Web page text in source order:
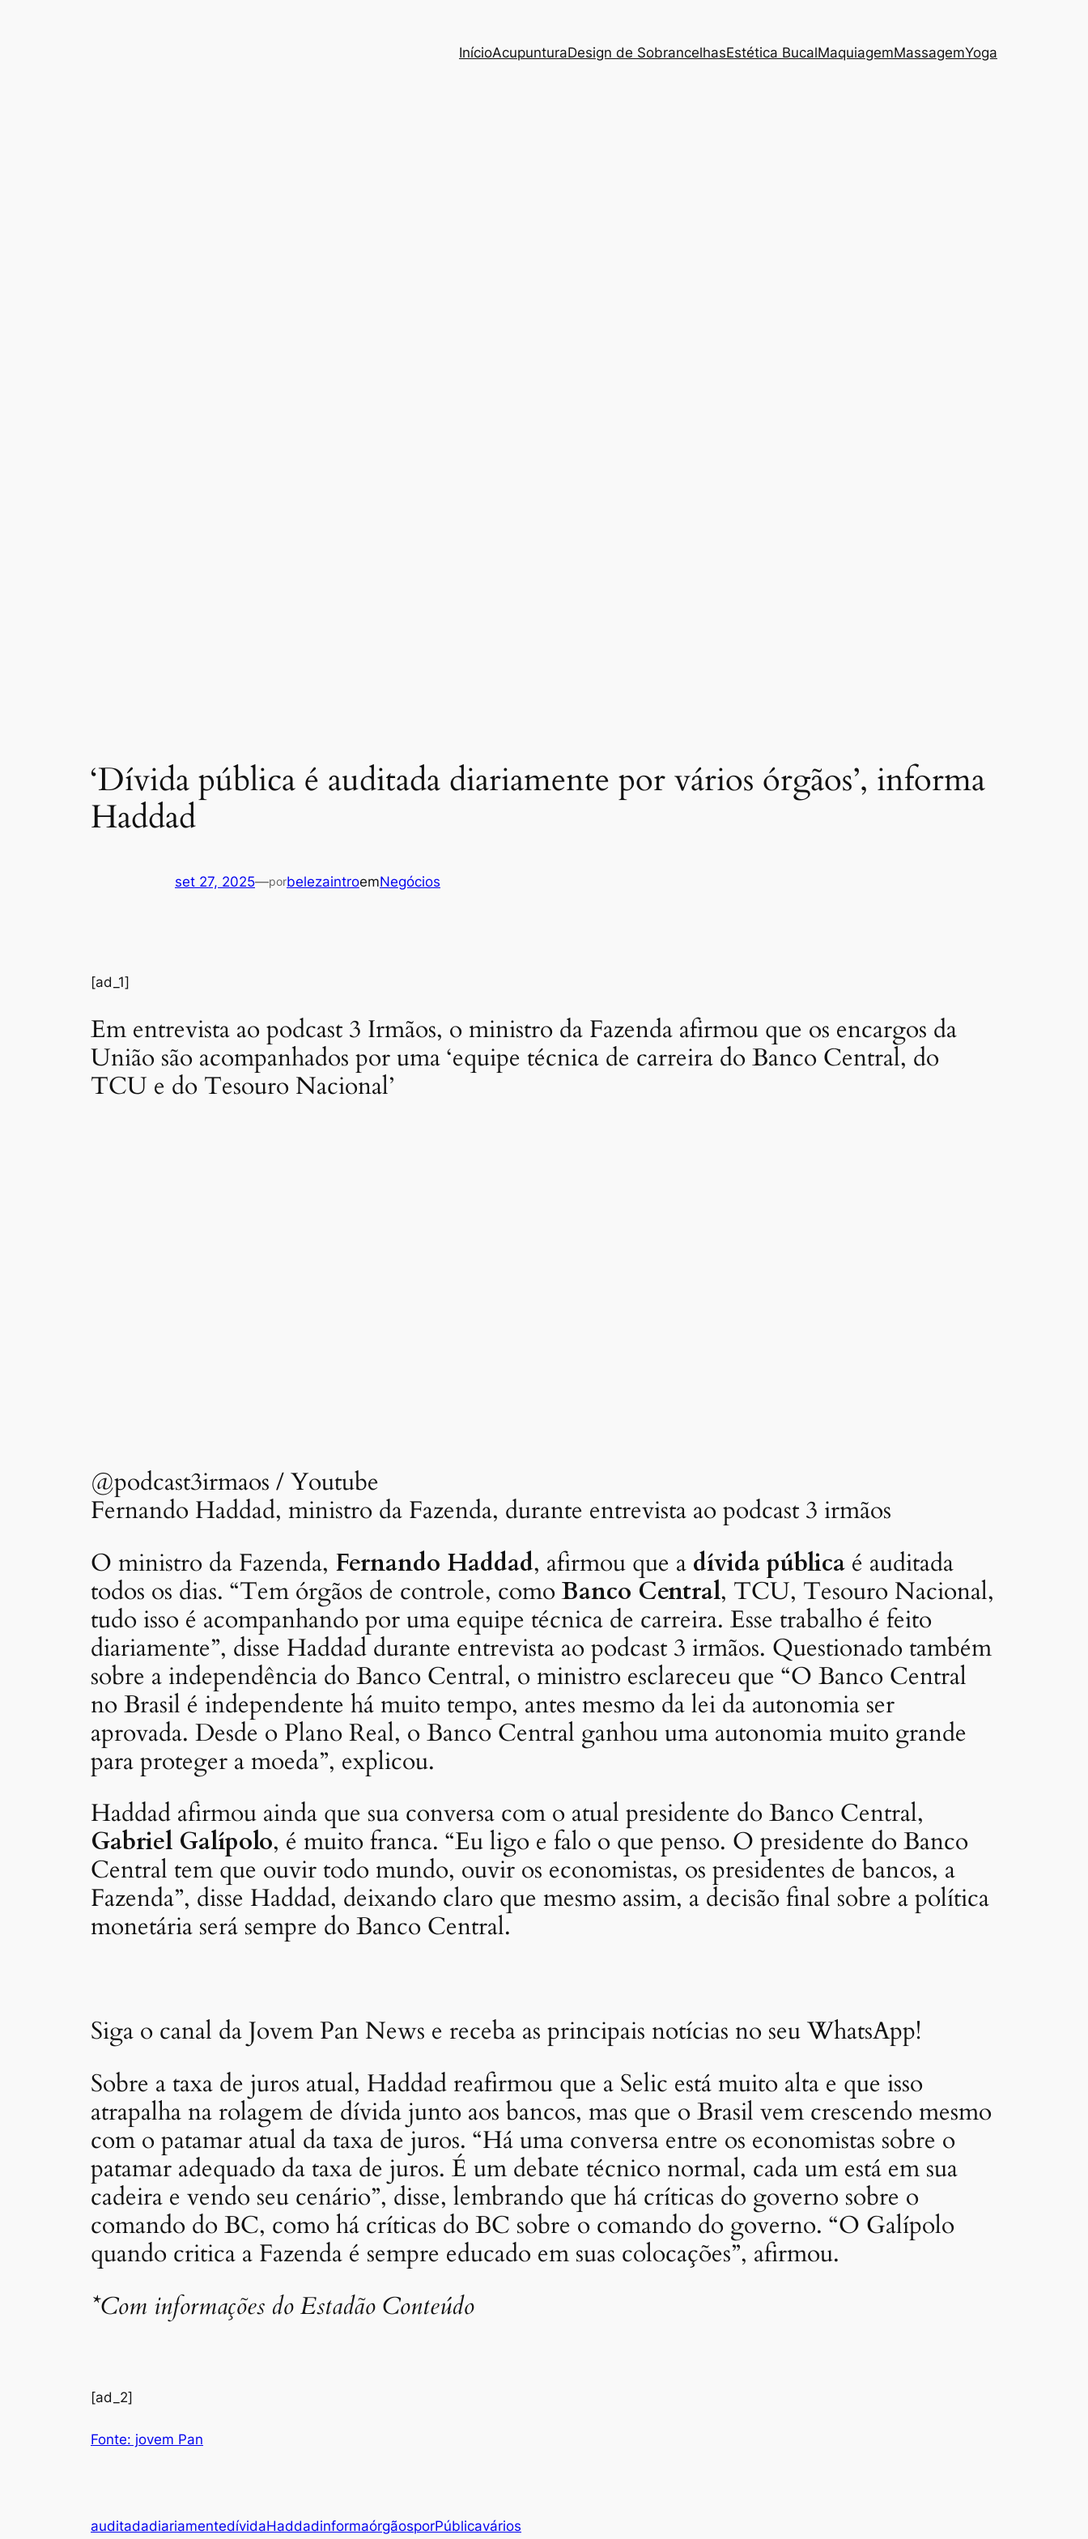
InícioAcupunturaDesign de SobrancelhasEstética BucalMaquiagemMassagemYoga
‘Dívida pública é auditada diariamente por vários órgãos’, informa
Haddad
set 27, 2025—porbelezaintroemNegócios
[ad_1]
Em entrevista ao podcast 3 Irmãos, o ministro da Fazenda afirmou que os encargos da
União são acompanhados por uma ‘equipe técnica de carreira do Banco Central, do
TCU e do Tesouro Nacional’
@podcast3irmaos / Youtube
Fernando Haddad, ministro da Fazenda, durante entrevista ao podcast 3 irmãos
O ministro da Fazenda, Fernando Haddad, afirmou que a dívida pública é auditada
todos os dias. “Tem órgãos de controle, comoBanco Central, TCU, Tesouro Nacional,
tudo isso é acompanhando por uma equipe técnica de carreira. Esse trabalho é feito
diariamente”, disse Haddad durante entrevista ao podcast 3 irmãos. Questionado também
sobre a independência do Banco Central, o ministro esclareceu que “O Banco Central
no Brasil é independente há muito tempo, antes mesmo da lei da autonomia ser
aprovada. Desde o Plano Real, o Banco Central ganhou uma autonomia muito grande
para proteger a moeda”, explicou.
Haddad afirmou ainda que sua conversa com o atual presidente do Banco Central,
Gabriel Galípolo, é muito franca. “Eu ligo e falo o que penso. O presidente do Banco
Central tem que ouvir todo mundo, ouvir os economistas, os presidentes de bancos, a
Fazenda”, disse Haddad, deixando claro que mesmo assim, a decisão final sobre a política
monetária será sempre do Banco Central.
Siga o canal da Jovem Pan News e receba as principais notícias no seu WhatsApp!
Sobre a taxa de juros atual, Haddad reafirmou que a Selic está muito alta e que isso
atrapalha na rolagem de dívida junto aos bancos, mas que o Brasil vem crescendo mesmo
com o patamar atual da taxa de juros. “Há uma conversa entre os economistas sobre o
patamar adequado da taxa de juros. É um debate técnico normal, cada um está em sua
cadeira e vendo seu cenário”, disse, lembrando que há críticas do governo sobre o
comando do BC, como há críticas do BC sobre o comando do governo. “O Galípolo
quando critica a Fazenda é sempre educado em suas colocações”, afirmou.
*Com informações do Estadão Conteúdo
[ad_2]
Fonte: jovem Pan
auditadadiariamentedívidaHaddadinformaórgãosporPúblicavários